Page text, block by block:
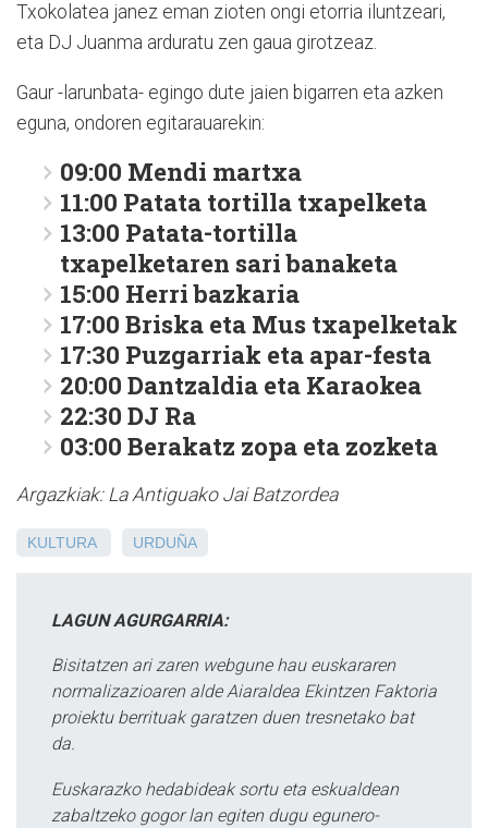
Txokolatea janez eman zioten ongi etorria iluntzeari,
eta DJ Juanma arduratu zen gaua girotzeaz.
Gaur -larunbata- egingo dute jaien bigarren eta azken
eguna, ondoren egitarauarekin:
09:00 Mendi martxa
11:00 Patata tortilla txapelketa
13:00 Patata-tortilla
txapelketaren sari banaketa
15:00 Herri bazkaria
17:00 Briska eta Mus txapelketak
17:30 Puzgarriak eta apar-festa
20:00 Dantzaldia eta Karaokea
22:30 DJ Ra
03:00 Berakatz zopa eta zozketa
Argazkiak: La Antiguako Jai Batzordea
KULTURA URDUÑA
LAGUN AGURGARRIA:
Bisitatzen ari zaren webgune hau euskararen
normalizazioaren alde Aiaraldea Ekintzen Faktoria
proiektu berrituak garatzen duen tresnetako bat
da.
Euskarazko hedabideak sortu eta eskualdean
zabaltzeko gogor lan egiten dugu egunero-